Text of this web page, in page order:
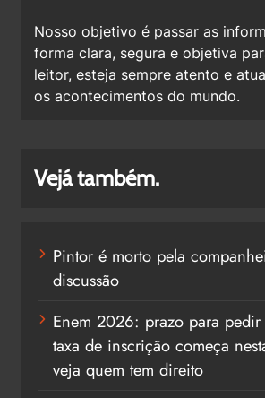
Nosso objetivo é passar as
forma clara, segura e objetiva
leitor, esteja sempre atento e
os acontecimentos do mundo.
Vejá também.
Pintor é morto pela
discussão
Enem 2026: prazo para
taxa de inscrição começa
veja quem tem direito